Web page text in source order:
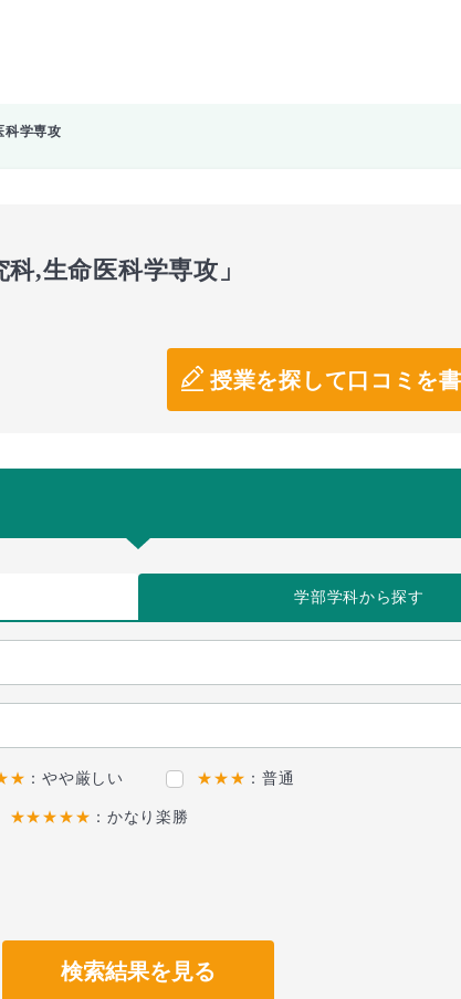
科学専攻
科,生命医科学専攻」
授業を探して口コミを書
学部学科から探す
：やや厳しい ★★★ ：普通
★★★★★ ：かなり楽勝
検索結果を見る